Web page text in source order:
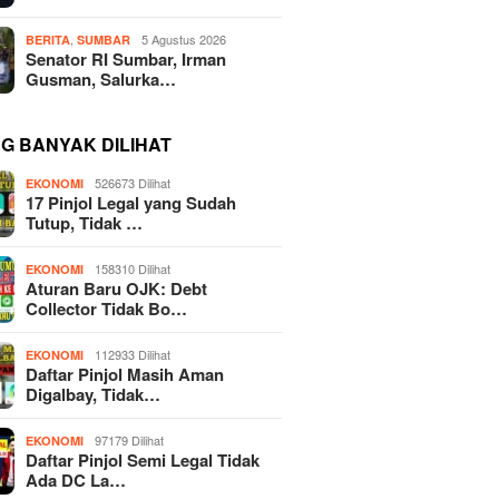
BERITA ,SUMBAR 5 Agustus 2026
Senator RI Sumbar, Irman
Gusman, Salurka…
BANYAK DILIHAT
EKONOMI 526673 Dilihat
17 Pinjol Legal yang Sudah
Tutup, Tidak …
EKONOMI 158310 Dilihat
Aturan Baru OJK: Debt
Collector Tidak Bo…
EKONOMI 112933 Dilihat
Daftar Pinjol Masih Aman
Digalbay, Tidak…
EKONOMI 97179 Dilihat
Daftar Pinjol Semi Legal Tidak
Ada DC La…